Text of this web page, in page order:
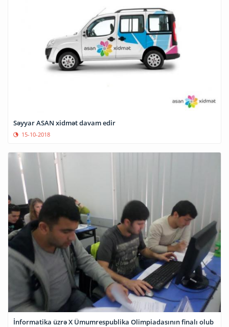
Səyyar ASAN xidmət davam edir
15-10-2018
İnformatika üzrə X Ümumrespublika Olimpiadasının finalı olub